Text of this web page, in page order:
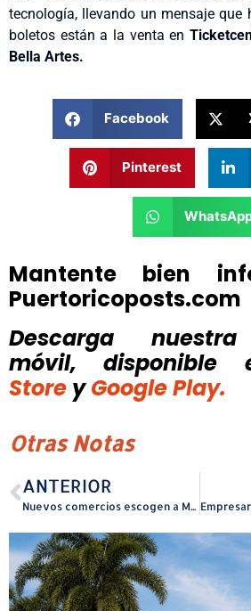
tecnología, llevando un mensaje que
boletos están a la venta en
Bella Artes.
Facebook
Pinterest
Mantente bien
Puertoricoposts.com
Descarga
móvil, disponible
Store y Google Play.
Otras Notas
ANTERIOR
Nuevos comercios escogen a Moca para ofrecer sus productos